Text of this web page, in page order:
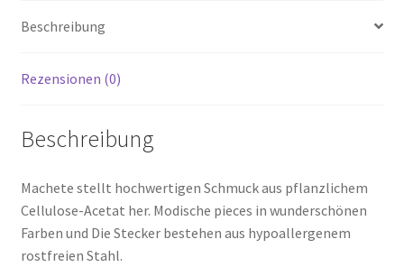
Beschreibung
Rezensionen (0)
Beschreibung
Machete stellt hochwertigen Schmuck aus pflanzlichem
Cellulose-Acetat her. Modische pieces in wunderschönen
Farben und Die Stecker bestehen aus hypoallergenem
rostfreien Stahl.